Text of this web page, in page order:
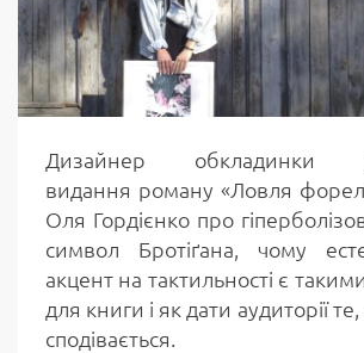
Дизайнер обкладинки
видання роману «Ловля
Оля Гордієнко про
символ Бротіґана, чому
акцент на тактильності є
для книги і як дати аудиторії
сподівається.